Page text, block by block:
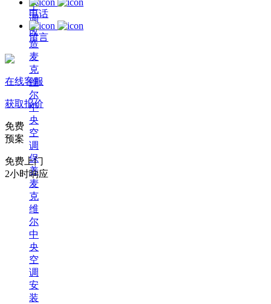
空
调
改
造
麦
克
维
尔
中
央
空
调
保
养
麦
克
维
尔
中
央
空
调
安
装
电话
留言
在线客服
获取报价
免费
预案
免费上门
2小时响应